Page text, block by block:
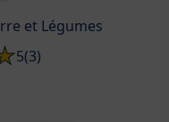
et Légumes
5(3)